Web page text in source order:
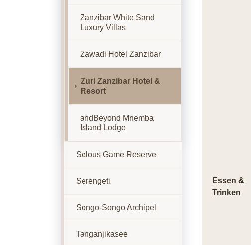
Essen &
Trinken
Zanzibar White Sand
Luxury Villas
Zawadi Hotel Zanzibar
Zuri Zanzibar Hotel &
Resort
andBeyond Mnemba
Island Lodge
Selous Game Reserve
Serengeti
Songo-Songo Archipel
Tanganjikasee